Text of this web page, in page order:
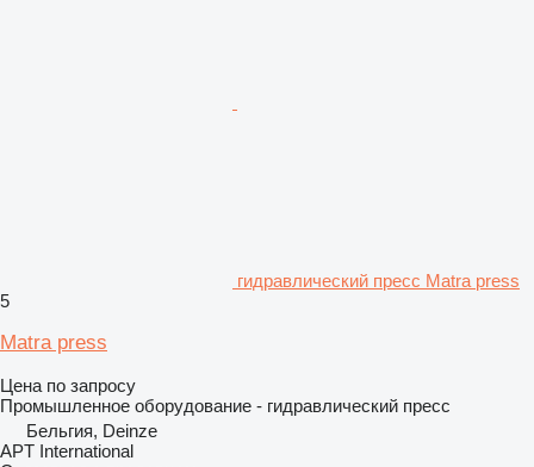
гидравлический пресс Matra press
5
Matra press
Цена по запросу
Промышленное оборудование - гидравлический пресс
Бельгия, Deinze
APT International